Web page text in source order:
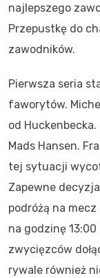
najlepszego
Przepustkę do
zawodników.
Pierwsza seria
faworytów.
od
Mads Hansen.
tej sytuacji
Zapewne
podróżą na
na godzinę
zwycięzców
rywale również